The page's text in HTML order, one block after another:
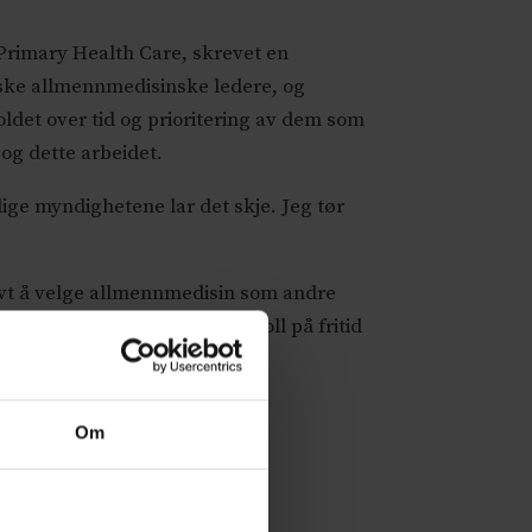
Om
Health Care, skrevet en
allmennmedisinske ledere, og
over tid og prioritering av dem som
dette arbeidet.
myndighetene lar det skje. Jeg tør
å velge allmennmedisin som andre
hvor de ikke har kontroll på fritid